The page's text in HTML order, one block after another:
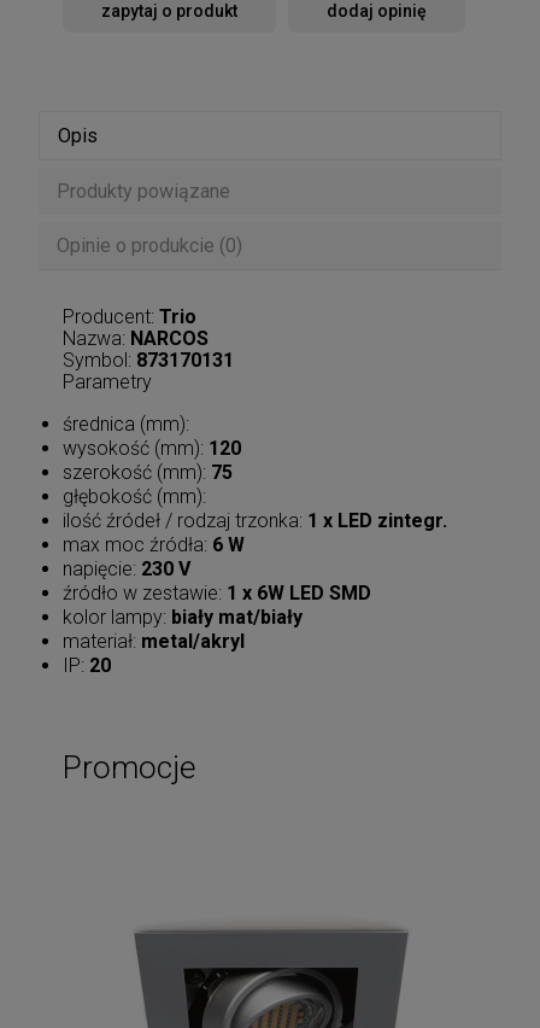
zapytaj o produkt dodaj opinię
Opis
Produkty powiązane
Opinie o produkcie (0)
Producent: Trio
Nazwa: NARCOS
Symbol: 873170131
Parametry
średnica (mm):
wysokość (mm): 120
szerokość (mm): 75
głębokość (mm):
ilość źródeł / rodzaj trzonka: 1 x LED zintegr.
max moc źródła: 6 W
napięcie: 230 V
źródło w zestawie: 1 x 6W LED SMD
kolor lampy: biały mat/biały
materiał: metal/akryl
IP: 20
Promocje